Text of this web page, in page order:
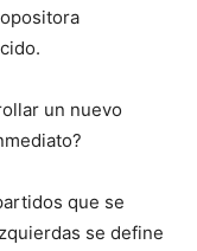
un nuevo
que se
se define